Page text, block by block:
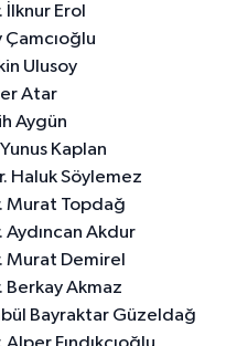
İlknur Erol
Çamcıoğlu
Ulusoy
Atar
Aygün
Kaplan
Haluk Söylemez
Murat Topdağ
Aydıncan Akdur
Murat Demirel
Berkay Akmaz
Bayraktar Güzeldağ